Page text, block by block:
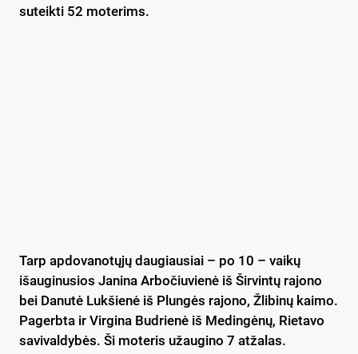
suteikti 52 moterims.
Tarp apdovanotųjų daugiausiai – po 10 – vaikų
išauginusios Janina Arbočiuvienė iš Širvintų rajono
bei Danutė Lukšienė iš Plungės rajono, Žlibinų kaimo.
Pagerbta ir Virgina Budrienė iš Medingėnų, Rietavo
savivaldybės. Ši moteris užaugino 7 atžalas.